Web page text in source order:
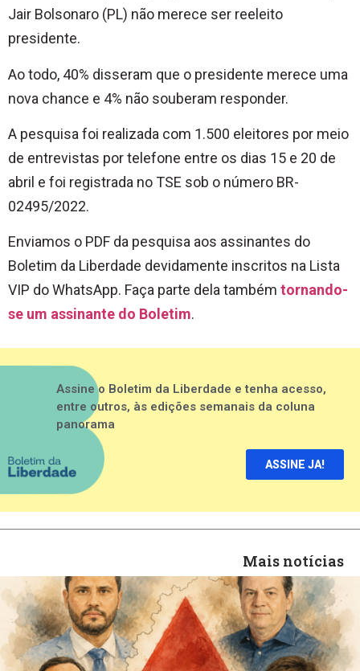
Jair Bolsonaro (PL) não merece ser reeleito
presidente.
Ao todo, 40% disseram que o presidente merece uma
nova chance e 4% não souberam responder.
A pesquisa foi realizada com 1.500 eleitores por meio
de entrevistas por telefone entre os dias 15 e 20 de
abril e foi registrada no TSE sob o número BR-
02495/2022.
Enviamos o PDF da pesquisa aos assinantes do
Boletim da Liberdade devidamente inscritos na Lista
VIP do WhatsApp. Faça parte dela também tornando-
se um assinante do Boletim.
Assine o Boletim da Liberdade e tenha acesso,
entre outros, às edições semanais da coluna
panorama
ASSINE JA!
Mais notícias